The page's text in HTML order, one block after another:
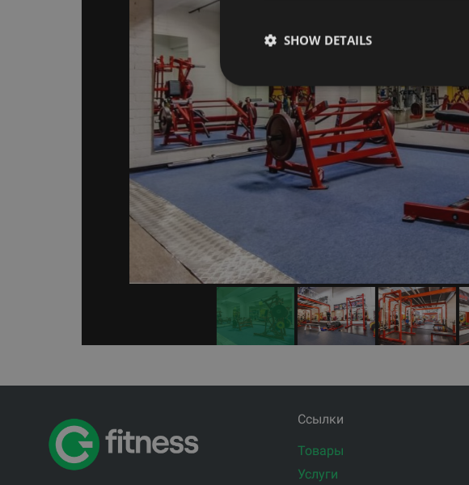
Ссылки
Товары
Услуги
SHOW DETAILS